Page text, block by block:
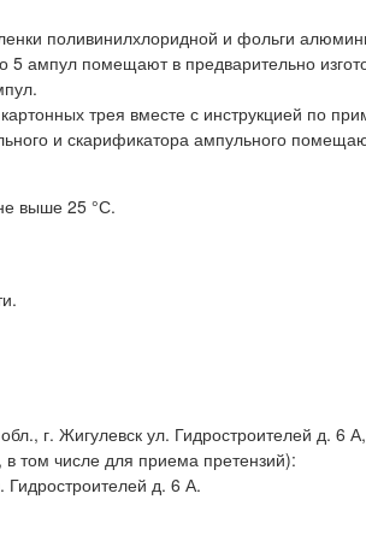
поливинилхлоридной и фольги
ампул помещают в предварительно
трея вместе с инструкцией по
и скарификатора ампульного
выше 25 °С.
г. Жигулевск ул. Гидростроителей д. 6
том числе для приема претензий):
д. 6 А.